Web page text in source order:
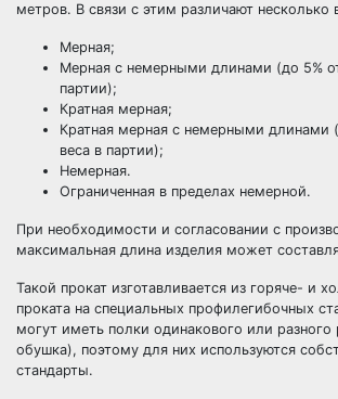
метров. В связи с этим различают несколько
Мерная;
Мерная с немерными длинами (до 5%
партии);
Кратная мерная;
Кратная мерная с немерными длинами
веса в партии);
Немерная.
Ограниченная в пределах немерной.
При необходимости и согласовании с
максимальная длина изделия может
Такой прокат изготавливается из горяче- и
проката на специальных профилегибочных
могут иметь полки одинакового или разного
обушка), поэтому для них используются
стандарты.